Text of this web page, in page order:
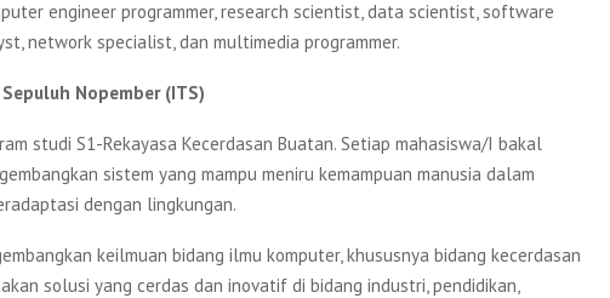
engineer programmer, research scientist, data scientist, software
network specialist, dan multimedia programmer.
Nopember (ITS)
studi S1-Rekayasa Kecerdasan Buatan. Setiap mahasiswa/I bakal
sistem yang mampu meniru kemampuan manusia dalam
dengan lingkungan.
keilmuan bidang ilmu komputer, khususnya bidang kecerdasan
solusi yang cerdas dan inovatif di bidang industri, pendidikan,